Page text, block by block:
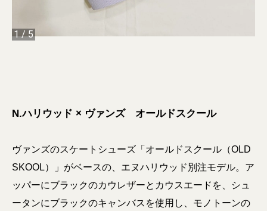
1/5
N.ハリウッド × ヴァンズ オールドスクール
ヴァンズのスケートシューズ「オールドスクール（OLD
SKOOL）」がベースの、エヌハリウッド別注モデル。ア
ッパーにブラックのカウレザーとカウスエードを、シュ
ータンにブラックのキャンバスを使用し、モノトーンの